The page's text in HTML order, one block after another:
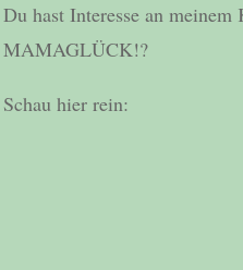
Du hast Interesse an meinem
MAMAGLÜCK!?
Schau hier rein: